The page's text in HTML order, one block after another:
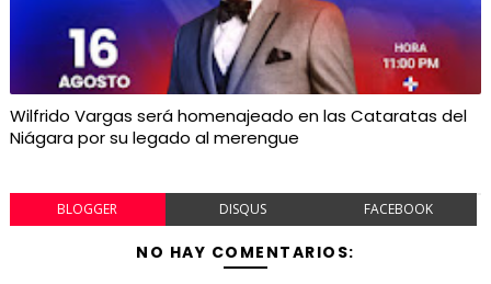
Wilfrido Vargas será homenajeado en las Cataratas del
Niágara por su legado al merengue
BLOGGER DISQUS FACEBOOK
NO HAY COMENTARIOS: